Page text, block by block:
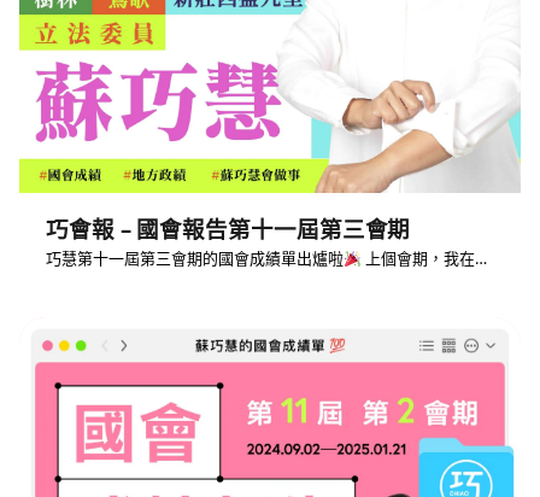
巧會報 – 國會報告第十一屆第三會期
巧慧第十一屆第三會期的國會成績單出爐啦 上個會期，我在…